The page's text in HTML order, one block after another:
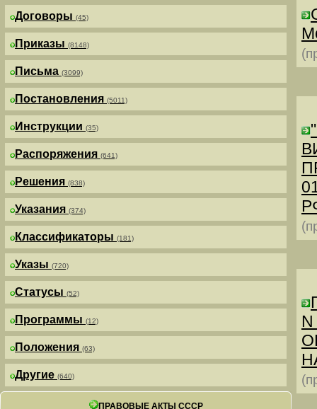
Договоры (45)
Приказы (8148)
Письма (3099)
Постановления (5011)
Инструкции (35)
Распоряжения (641)
Решения (838)
Указания (374)
Классификаторы (181)
Указы (720)
Статусы (52)
Программы (12)
Положения (63)
Другие (640)
ПРАВОВЫЕ АКТЫ СССР